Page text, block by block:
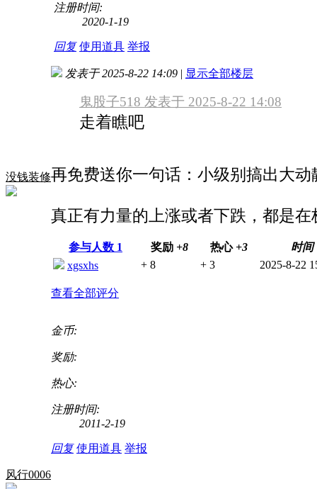
注册时间:
2020-1-19
回复 使用道具 举报
没钱装修
发表于 2025-8-22 14:09 | 显示全部楼层
鬼股子518 发表于 2025-8-22 14:08
走着瞧吧
再免费送你一句话：小级别搞出大
真正有力量的上涨或者下跌，都是
参与人数 1 奖励 +8 热心 +3
时间
xgsxhs
+ 8 + 3 2025-8-22
查看全部评分
金币:
奖励:
热心:
注册时间:
2011-2-19
回复 使用道具 举报
风行0006